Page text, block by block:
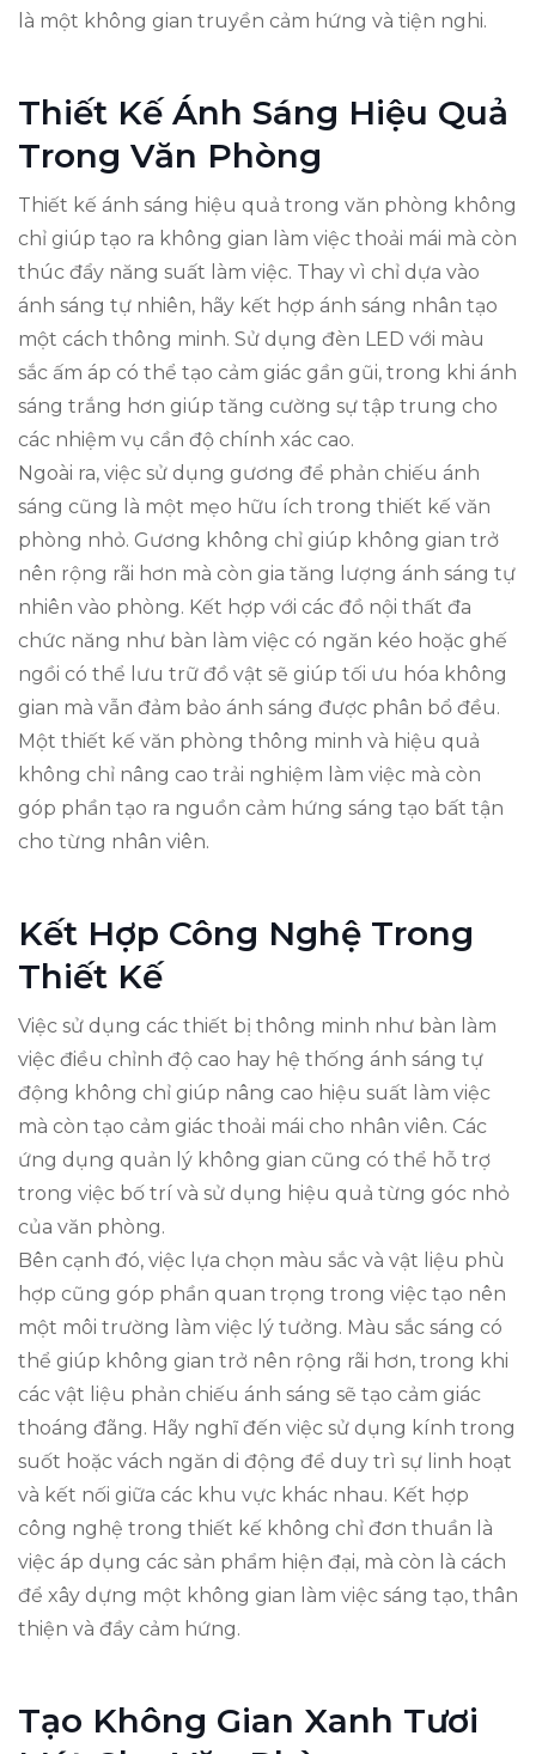
là một không gian truyền cảm hứng và tiện nghi.
Thiết Kế Ánh Sáng Hiệu Quả
Trong Văn Phòng
Thiết kế ánh sáng hiệu quả trong văn phòng không
chỉ giúp tạo ra không gian làm việc thoải mái mà còn
thúc đẩy năng suất làm việc. Thay vì chỉ dựa vào
ánh sáng tự nhiên, hãy kết hợp ánh sáng nhân tạo
một cách thông minh. Sử dụng đèn LED với màu
sắc ấm áp có thể tạo cảm giác gần gũi, trong khi ánh
sáng trắng hơn giúp tăng cường sự tập trung cho
các nhiệm vụ cần độ chính xác cao.
Ngoài ra, việc sử dụng gương để phản chiếu ánh
sáng cũng là một mẹo hữu ích trong thiết kế văn
phòng nhỏ. Gương không chỉ giúp không gian trở
nên rộng rãi hơn mà còn gia tăng lượng ánh sáng tự
nhiên vào phòng. Kết hợp với các đồ nội thất đa
chức năng như bàn làm việc có ngăn kéo hoặc ghế
ngồi có thể lưu trữ đồ vật sẽ giúp tối ưu hóa không
gian mà vẫn đảm bảo ánh sáng được phân bổ đều.
Một thiết kế văn phòng thông minh và hiệu quả
không chỉ nâng cao trải nghiệm làm việc mà còn
góp phần tạo ra nguồn cảm hứng sáng tạo bất tận
cho từng nhân viên.
Kết Hợp Công Nghệ Trong
Thiết Kế
Việc sử dụng các thiết bị thông minh như bàn làm
việc điều chỉnh độ cao hay hệ thống ánh sáng tự
động không chỉ giúp nâng cao hiệu suất làm việc
mà còn tạo cảm giác thoải mái cho nhân viên. Các
ứng dụng quản lý không gian cũng có thể hỗ trợ
trong việc bố trí và sử dụng hiệu quả từng góc nhỏ
của văn phòng.
Bên cạnh đó, việc lựa chọn màu sắc và vật liệu phù
hợp cũng góp phần quan trọng trong việc tạo nên
một môi trường làm việc lý tưởng. Màu sắc sáng có
thể giúp không gian trở nên rộng rãi hơn, trong khi
các vật liệu phản chiếu ánh sáng sẽ tạo cảm giác
thoáng đãng. Hãy nghĩ đến việc sử dụng kính trong
suốt hoặc vách ngăn di động để duy trì sự linh hoạt
và kết nối giữa các khu vực khác nhau. Kết hợp
công nghệ trong thiết kế không chỉ đơn thuần là
việc áp dụng các sản phẩm hiện đại, mà còn là cách
để xây dựng một không gian làm việc sáng tạo, thân
thiện và đầy cảm hứng.
Tạo Không Gian Xanh Tươi